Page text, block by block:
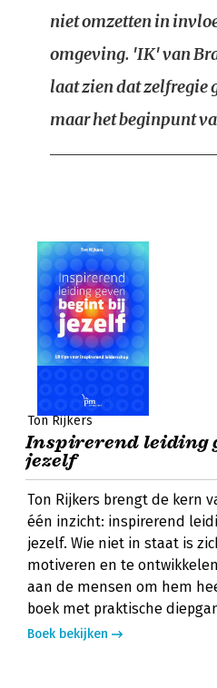
niet omzetten in
omgeving. 'IK' van
laat zien dat zelfregie
maar het beginpunt
Ton Rijkers
Inspirerend leiding
jezelf
Ton Rijkers brengt de kern
één inzicht: inspirerend
jezelf. Wie niet in staat is
motiveren en te
aan de mensen om hem
boek met praktische
Boek bekijken